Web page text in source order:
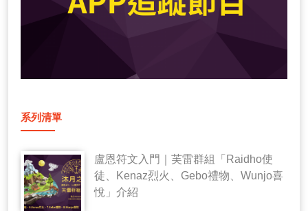
系列清單
盧恩符文入門｜芙雷群組「Raidho使
徒、Kenaz烈火、Gebo禮物、Wunjo喜
悅」介紹